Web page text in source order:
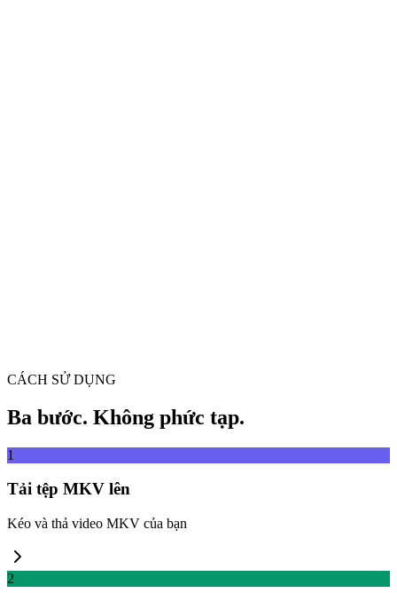
CÁCH SỬ DỤNG
Ba bước. Không phức tạp.
1
Tải tệp MKV lên
Kéo và thả video MKV của bạn
2